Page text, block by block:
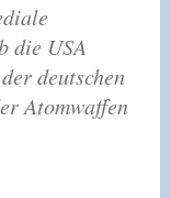
die USA
deutschen
Atomwaffen